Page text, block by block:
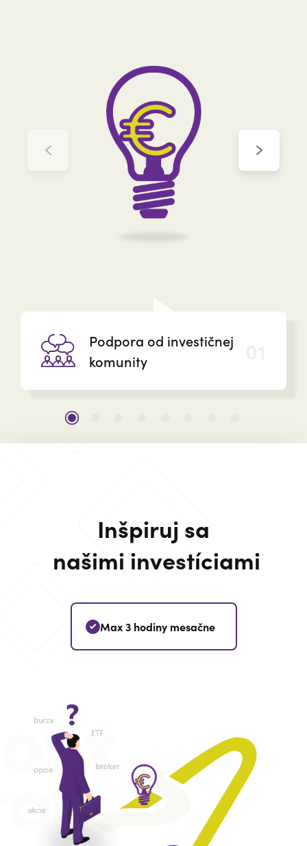
Podpora od investičnej
komunity
01
Inšpiruj sa
našimi investíciami
Max 3 hodiny mesačne